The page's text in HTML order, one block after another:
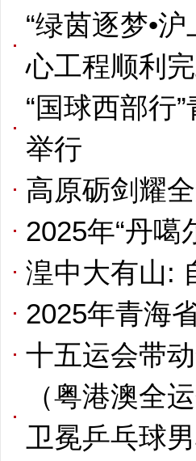
“绿茵逐梦•
心工程顺利
“国球西部行
举行
高原砺剑耀
2025年“丹噶
湟中大有山:
2025年青海
十五运会带
（粤港澳全
卫冕乒乓球